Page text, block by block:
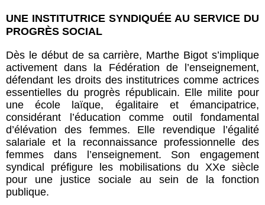
UNE INSTITUTRICE SYNDIQUÉE AU SERVICE DU
PROGRÈS SOCIAL
Dès le début de sa carrière, Marthe Bigot s’implique
activement dans la Fédération de l’enseignement,
défendant les droits des institutrices comme actrices
essentielles du progrès républicain. Elle milite pour
une école laïque, égalitaire et émancipatrice,
considérant l’éducation comme outil fondamental
d’élévation des femmes. Elle revendique l’égalité
salariale et la reconnaissance professionnelle des
femmes dans l’enseignement. Son engagement
syndical préfigure les mobilisations du XXe siècle
pour une justice sociale au sein de la fonction
publique.